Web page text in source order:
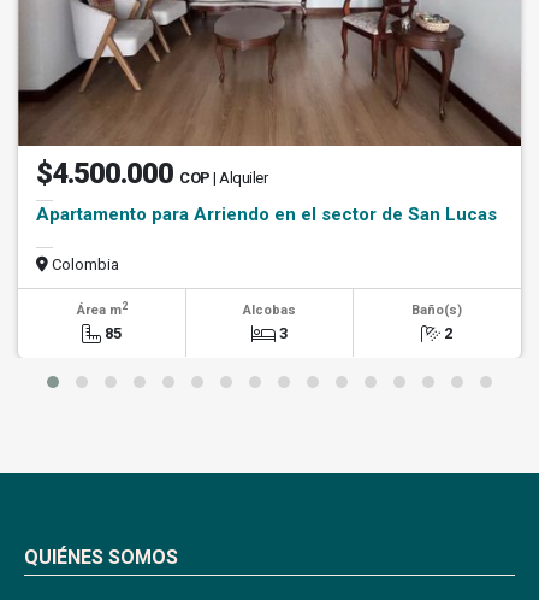
$4.500.000 COP | Alquiler
Apartamento para Arriendo en el sector de San Lucas
Colombia
Área m2
85
Alcobas
3
Baño(s)
2
QUIÉNES SOMOS